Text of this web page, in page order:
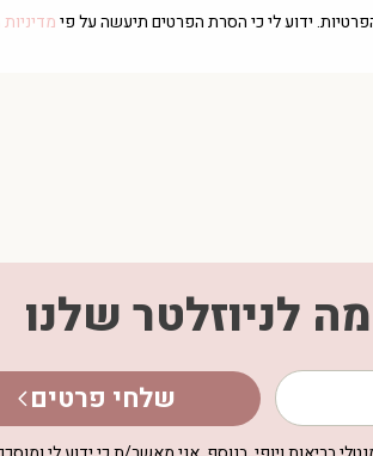
ידוע לי כי הסרת הפרטים תיעשה על פי
לניוזלטר שלנו
שלחי פרטים